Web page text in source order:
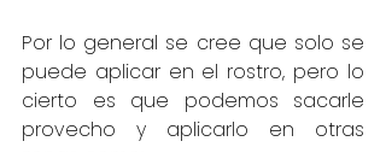
Por lo general se cree que solo se
puede aplicar en el rostro, pero lo
cierto es que podemos sacarle
provecho y aplicarlo en otras